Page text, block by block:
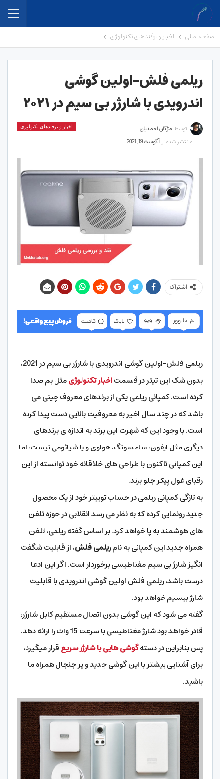
صفحه اصلی اخبار و ترفندهای تکنولوژی
ریلمی فلش-اولین گوشی
اندرویدی با شارژر بی سیم در ۲۰۲۱
اخبار و ترفندهای تکنولوژی توسط مژگان احمدیان
منتشر شده در آگوست 19, 2021
اشتراک
ریلمی فلش-اولین گوشی اندرویدی با شارژر بی سیم در 2021،
بدون شک این تیتر در قسمتاخبار تکنولوژیمثل بم صدا
کرده است. کمپانی ریلمی یکی از برندهای معروف چینی می
باشد که در چند سال اخیر به معروفیت بالایی دست پیدا کرده
است. با وجود این که شهرت این برند به اندازه ی برندهای
دیگری مثل ایفون، سامسونگ، هواوی و یا شیائومی نیست، اما
این کمپانی تاکنون با طراحی های خلاقانه خود توانسته از این
رقبای غول پیکر جلو بزند.
به تازگی کمپانی ریلمی در حساب توییتر خود از یک محصول
جدید رونمایی کرده که به نظر می رسد انقلابی در حوزه تلفن
های هوشمند به پا خواهد کرد. بر اساس گفته ریلمی، تلفن
همراه جدید این کمپانی به نامریلمی فلش، از قابلیت شگفت
انگیز شارژ بی سیم مغناطیسی برخوردار است. اگر این ادعا
درست باشد، ریلمی فلش اولین گوشی اندرویدی با قابلیت
شارژ بیسیم خواهد بود.
گفته می شود که این گوشی بدون اتصال مستقیم کابل شارژر،
قادر خواهد بود شارژ مغناطیسی با سرعت 15 وات را ارائه دهد.
پس بنابراین در دستهگوشی هایی با شارژر سریعقرار میگیرد،
برای آشنایی بیشتر با این گوشی جدید و پر جنجال همراه ما
باشید.